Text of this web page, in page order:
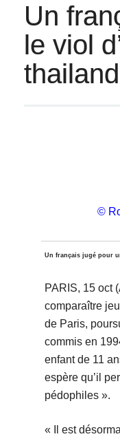
Un
le viol
©
Un français jugé pour
PARIS, 15 oct
comparaître
de Paris,
commis en
enfant de 11
espère qu’il
pédophiles ».
« Il est